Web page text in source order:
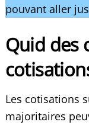
pouvant aller
Quid des
Les cotisations
majoritaires